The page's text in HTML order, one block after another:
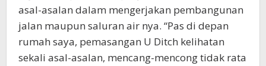
asal-asalan dalam mengerjakan pembangunan
jalan maupun saluran air nya. “Pas di depan
rumah saya, pemasangan U Ditch kelihatan
sekali asal-asalan, mencang-mencong tidak rata